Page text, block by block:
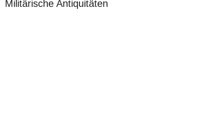
Militärische Antiquitäten